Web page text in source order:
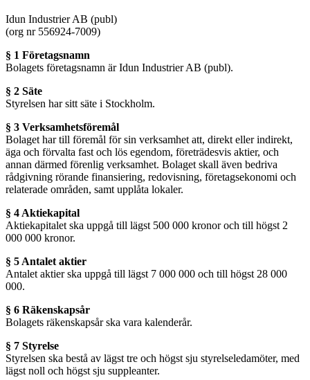
Idun Industrier AB (publ)
(org nr 556924-7009)
§ 1 Företagsnamn
Bolagets företagsnamn är Idun Industrier AB (publ).
§ 2 Säte
Styrelsen har sitt säte i Stockholm.
§ 3 Verksamhetsföremål
Bolaget har till föremål för sin verksamhet att, direkt eller indirekt,
äga och förvalta fast och lös egendom, företrädesvis aktier, och
annan därmed förenlig verksamhet. Bolaget skall även bedriva
rådgivning rörande finansiering, redovisning, företagsekonomi och
relaterade områden, samt upplåta lokaler.
§ 4 Aktiekapital
Aktiekapitalet ska uppgå till lägst 500 000 kronor och till högst 2
000 000 kronor.
§ 5 Antalet aktier
Antalet aktier ska uppgå till lägst 7 000 000 och till högst 28 000
000.
§ 6 Räkenskapsår
Bolagets räkenskapsår ska vara kalenderår.
§ 7 Styrelse
Styrelsen ska bestå av lägst tre och högst sju styrelseledamöter, med
lägst noll och högst sju suppleanter.